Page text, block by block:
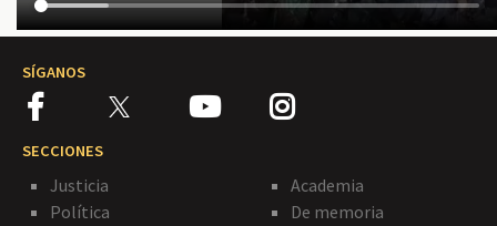
SÍGANOS
SECCIONES
Justicia
Política
Academia
De memoria